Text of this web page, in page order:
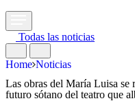
Todas las noticias
Home Noticias
Las obras del María Luisa se
futuro sótano del teatro que